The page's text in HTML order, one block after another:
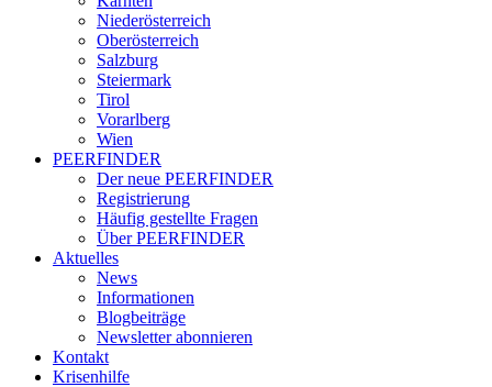
Niederösterreich
Oberösterreich
Salzburg
Steiermark
Tirol
Vorarlberg
Wien
PEERFINDER
Der neue PEERFINDER
Registrierung
Häufig gestellte Fragen
Über PEERFINDER
Aktuelles
News
Informationen
Blogbeiträge
Newsletter abonnieren
Kontakt
Krisenhilfe